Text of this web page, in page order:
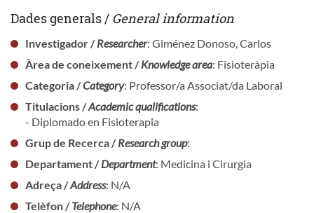
Dades generals / General information
Investigador /Researcher: Giménez Donoso, Carlos
Àrea de coneixement /Knowledge area: Fisioteràpia
Categoria /Category: Professor/a Associat/da Laboral
Titulacions /Academic qualifications:
- Diplomado en Fisioterapia
Grup de Recerca /Research group:
Departament /Department: Medicina i Cirurgia
Adreça /Address: N/A
Telèfon /Telephone: N/A